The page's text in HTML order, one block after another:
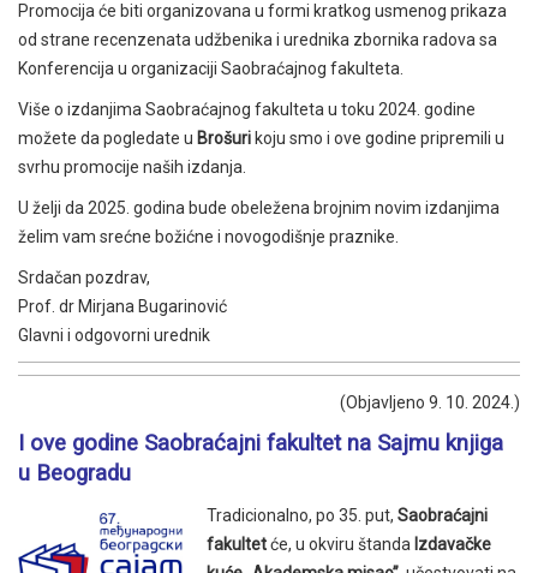
Promocija će biti organizovana u formi kratkog usmenog prikaza
od strane recenzenata udžbenika i urednika zbornika radova sa
Konferencija u organizaciji Saobraćajnog fakulteta.
Više o izdanjima Saobraćajnog fakulteta u toku 2024. godine
možete da pogledate u Brošuri koju smo i ove godine pripremili u
svrhu promocije naših izdanja.
U želji da 2025. godina bude obeležena brojnim novim izdanjima
želim vam srećne božićne i novogodišnje praznike.
Srdačan pozdrav,
Prof. dr Mirjana Bugarinović
Glavni i odgovorni urednik
(Objavljeno 9. 10. 2024.)
I ove godine Saobraćajni fakultet na Sajmu knjiga
u Beogradu
Tradicionalno, po 35. put, Saobraćajni
fakultetće, u okviru štanda Izdavačke